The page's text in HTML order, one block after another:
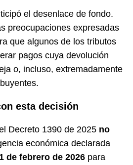
el desenlace de fondo.
preocupaciones expresadas
que algunos de los tributos
pagos cuya devolución
o, incluso, extremadamente
esta decisión
Decreto 1390 de 2025 no
económica declarada
de febrero de 2026 para